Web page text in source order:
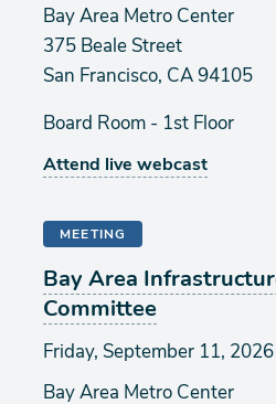
Bay Area Metro Center
375 Beale Street
San Francisco, CA 94105
Board Room - 1st Floor
Attend live webcast
MEETING
Bay Area
Committee
Friday, September 11,
Bay Area Metro Center